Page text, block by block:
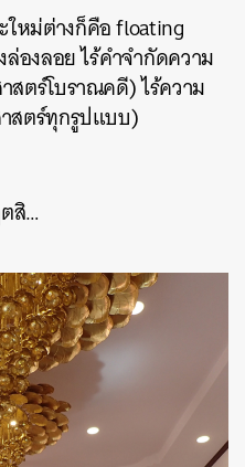
ใหม่ต่างก็คือ floating
งลอย ไร้คำจำกัดความ
ตร์โบราณคดี) ไร้ความ
สตร์ทุกรูปแบบ)
สิ…